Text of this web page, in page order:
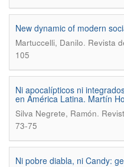
New dynamic of modern
Martuccelli, Danilo. Revista
105
Ni apocalípticos ni
en América Latina. Martín
Silva Negrete, Ramón.
73-75
Ni pobre diabla, ni Candy: